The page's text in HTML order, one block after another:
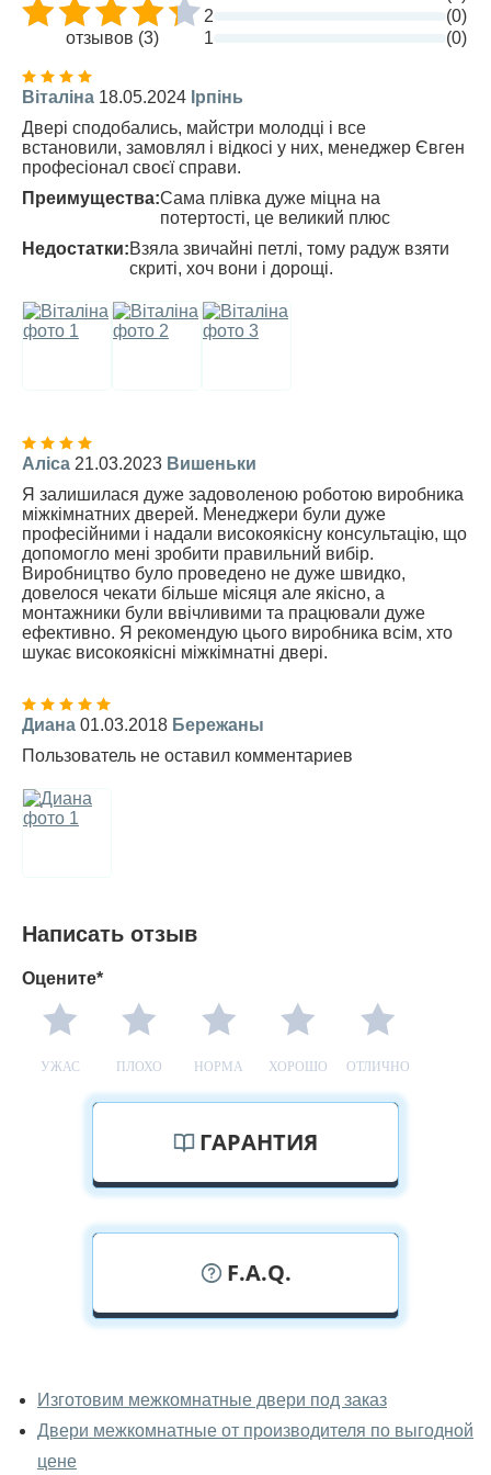
отзывов (3)
2
(0)
1
(0)
Віталіна 18.05.2024 Ірпінь
Двері сподобались, майстри молодці і все
встановили, замовлял і відкосі у них, менеджер Євген
професіонал своєї справи.
Преимущества:Сама плівка дуже міцна на
потертості, це великий плюс
Недостатки:Взяла звичайні петлі, тому радуж взяти
скриті, хоч вони і дорощі.
Аліса 21.03.2023 Вишеньки
Я залишилася дуже задоволеною роботою виробника
міжкімнатних дверей. Менеджери були дуже
професійними і надали високоякісну консультацію, що
допомогло мені зробити правильний вибір.
Виробництво було проведено не дуже швидко,
довелося чекати більше місяця але якісно, а
монтажники були ввічливими та працювали дуже
ефективно. Я рекомендую цього виробника всім, хто
шукає високоякісні міжкімнатні двері.
Диана 01.03.2018 Бережаны
Пользователь не оставил комментариев
Написать отзыв
Оцените*
УЖАС ПЛОХО НОРМА ХОРОШО ОТЛИЧНО
ГАРАНТИЯ
F.A.Q.
межкомнатные двери фаворит
вживую?
Да, можно посмотреть межкомнатные двери фаворит
Изготовим межкомнатные двери под заказ
Двери межкомнатные от производителя по выгодной
цене